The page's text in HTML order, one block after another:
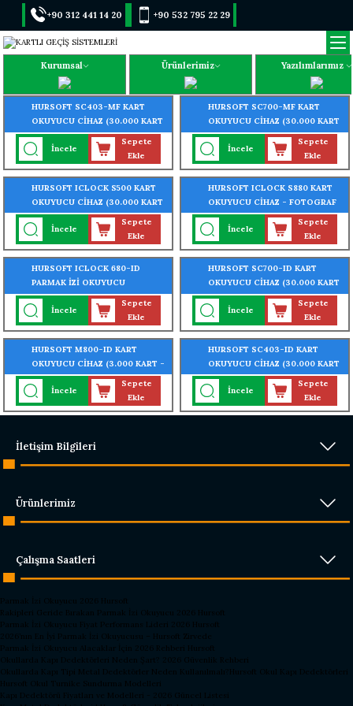
+90 312 441 14 20 +90 532 795 22 29
Kurumsal Ürünlerimiz Yazılımlarımız
HURSOFT SC403-MF KART
OKUYUCU CİHAZ (30.000 KART
- 30.000 ŞİFRE OKUMA
ÖZELLİĞİ)
İncele
Sepete
Ekle
HURSOFT SC700-MF KART
OKUYUCU CİHAZ (30.000 KART
- 30.000 ŞİFRE OKUMA
ÖZELLİĞİ)
İncele
Sepete
Ekle
HURSOFT ICLOCK S500 KART
OKUYUCU CİHAZ (30.000 KART
- 30.000 ŞİFRE OKUMA
ÖZELLİĞİ)
İncele
Sepete
Ekle
HURSOFT ICLOCK S880 KART
OKUYUCU CİHAZ - FOTOGRAF
ÇEKEN (10.000 KART - 10.000
ŞİFRE OKUMA ÖZELLİĞİ)
İncele
Sepete
Ekle
HURSOFT ICLOCK 680-ID
PARMAK İZİ OKUYUCU
SİSTEMLERİ (8000 PARMAK İZİ
OKUMA ÖZELLİĞİ)
İncele
Sepete
Ekle
HURSOFT SC700-ID KART
OKUYUCU CİHAZ (30.000 KART
- 30.000 ŞİFRE OKUMA
ÖZELLİĞİ)
İncele
Sepete
Ekle
HURSOFT M800-ID KART
OKUYUCU CİHAZ (3.000 KART -
3.000 ŞİFRE OKUMA ÖZELLİĞİ)
İncele
Sepete
Ekle
HURSOFT SC403-ID KART
OKUYUCU CİHAZ (30.000 KART
- 30.000 ŞİFRE OKUMA
ÖZELLİĞİ)
İncele
Sepete
Ekle
İletişim Bilgileri
Ürünlerimiz
Çalışma Saatleri
Parmak İzi Okuyucu 2026 Hursoft
Rakipleri Geride Bırakan Parmak İzi Okuyucu 2026 Hursoft
Parmak İzi Okuyucu Fiyat Performans Lideri 2026 Hursoft
2026’nın En İyi Parmak İzi Okuyucusu – Hursoft Zirvede
Parmak İzi Okuyucu Alacaklar İçin 2026 Rehberi Hursoft
Okullarda Kapı Dedektörleri Neden Şart? 2026 Güvenlik Rehberi
Okullarda Kapı Tipi Metal Dedektörler Neden Kullanılmalı?Hursoft Okul Kapı Dedektörleri
Hursoft Okul Turnike Sundurma Modelleri
Kapı Dedektörü Fiyatları ve Modelleri - 2026 Güncel Listesi